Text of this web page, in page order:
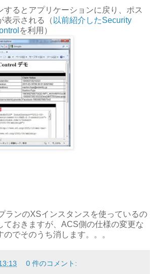
するとアプリケーションに戻り、ポス
表示される（ 以前紹介したSecurity
を利用）
ランのXSインスタンスを使っているの
ておきますが、ACS側の仕様の変更な
でそのうち消します。。。
0 件のコメント: